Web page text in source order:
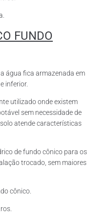
FUNDO
água fica armazenada em
inferior.
utilizado onde existem
sem necessidade de
atende características
de fundo cônico para os
trocado, sem maiores
cônico.